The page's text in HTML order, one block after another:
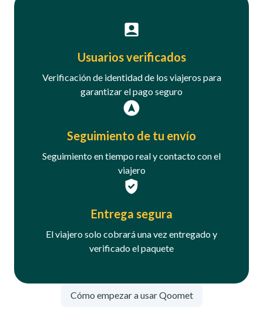
Usuarios verificados
Verificación de identidad de los viajeros para
garantizar el pago seguro
Seguimiento de tu envío
Seguimiento en tiempo real y contacto con el
viajero
Entrega segura
El viajero solo cobrará una vez entregado y
verificado el paquete
Cómo empezar a usar Qoomet